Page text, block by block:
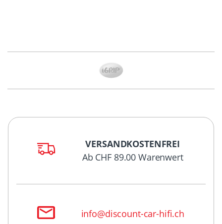
VERSANDKOSTENFREI
Ab CHF 89.00 Warenwert
info@discount-car-hifi.ch